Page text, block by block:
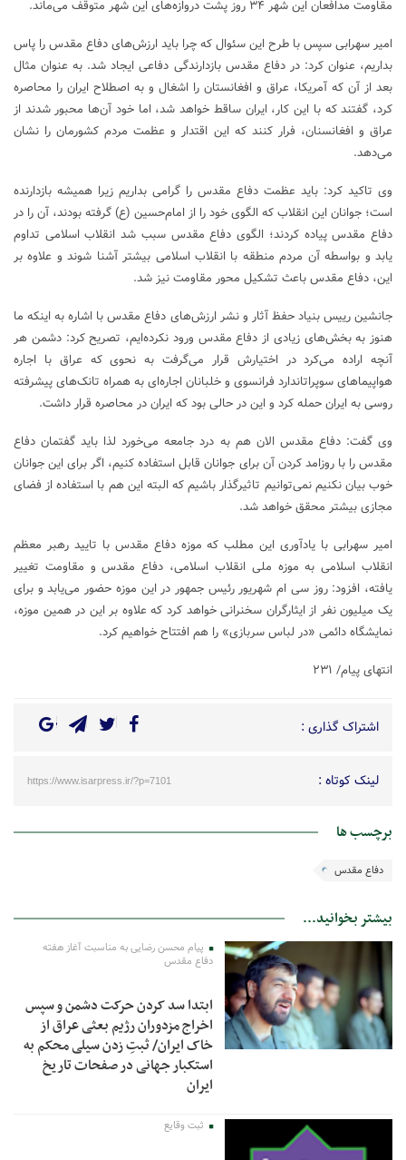
مقاومت مدافعان این شهر ۳۴ روز پشت دروازه‌های این شهر متوقف می‌ماند.
امیر سهرابی سپس با طرح این سئوال که چرا باید ارزش‌های دفاع مقدس را پاس
بداریم، عنوان کرد: در دفاع مقدس بازدارندگی دفاعی ایجاد شد. به عنوان مثال
بعد از آن که آمریکا، عراق و افغانستان را اشغال و به اصطلاح ایران را محاصره
کرد، گفتند که با این کار، ایران ساقط خواهد شد، اما خود آن‌ها محبور شدند از
عراق و افغانسنان، فرار کنند که این اقتدار و عظمت مردم‌ کشورمان را نشان
می‌دهد.
وی تاکید کرد: باید عظمت دفاع مقدس را گرامی بداریم زیرا همیشه بازدارنده
است؛ جوانان این انقلاب که الگوی خود را از امام‌حسین‌ (ع) گرفته بودند، آن را در
دفاع مقدس پیاده کردند؛ الگوی دفاع مقدس سبب شد انقلاب اسلامی تداوم
یابد و بواسطه آن مردم منطقه با انقلاب اسلامی بیشتر آشنا شوند و علاوه بر
این، دفاع مقدس باعث تشکیل محور مقاومت نیز شد.
جانشین رییس بنیاد حفظ آثار و نشر ارزش‌های دفاع مقدس با اشاره به اینکه ما
هنوز به بخش‌های زیادی از دفاع مقدس ورود نکرده‌ایم، تصریح کرد: دشمن هر
آنچه اراده می‌کرد در اختیارش قرار می‌گرفت به نحوی که عراق با اجاره
هواپیما‌های سوپراتاندارد فرانسوی و خلبانان اجاره‌ای به همراه تانک‌های پیشرفته
روسی به ایران حمله کرد و این در حالی بود که ایران در محاصره قرار داشت.
وی گفت: دفاع مقدس الان هم به درد جامعه می‌خورد لذا باید گفتمان دفاع
مقدس را با روزامد کردن آن برای جوانان قابل استفاده کنیم، اگر برای این جوانان
خوب بیان نکنیم نمی‌توانیم تاثیرگذار باشیم که البته این هم با استفاده از فضای
مجازی بیشتر محقق خواهد شد.
امیر سهرابی با یادآوری این مطلب که موزه دفاع مقدس با تایید رهبر معظم
انقلاب اسلامی به موزه ملی انقلاب اسلامی، دفاع مقدس و مقاومت تغییر
یافته، افزود: روز سی ام شهریور رئیس جمهور در این موزه حضور می‌یابد و برای
یک میلیون‌ نفر از ایثارگران سخنرانی خواهد کرد که علاوه بر این در همین موزه،
نمایشگاه دائمی «در لباس سربازی» را هم افتتاح خواهیم کرد.
انتهای پیام/ ۲۳۱
اشتراک گذاری :
لینک کوتاه : https://www.isarpress.ir/?p=7101
برچسب ها
دفاع مقدس
بیشتر بخوانید...
پیام محسن رضایی به مناسبت آغاز هفته
دفاع مقدس
ابتدا سد کردن حرکت دشمن و سپس
اخراج مزدوران رژیم بعثی عراق از
خاک ایران/ ثبتِ زدن سیلی محکم به
استکبار جهانی در صفحات تاریخ
ایران
ثبت وقایع